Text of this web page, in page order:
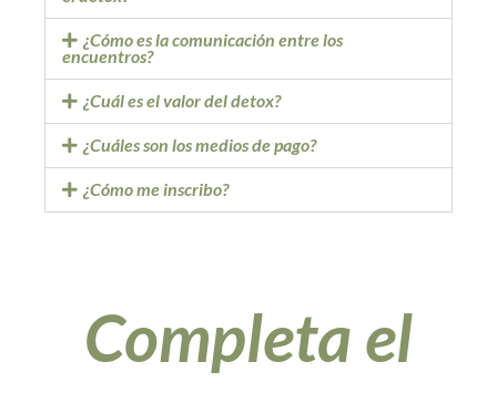
¿Cómo es la comunicación entre los
encuentros?
¿Cuál es el valor del detox?
¿Cuáles son los medios de pago?
¿Cómo me inscribo?
Completa el